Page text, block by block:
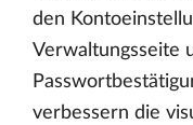
den
Verwaltungsseite
verbessern die